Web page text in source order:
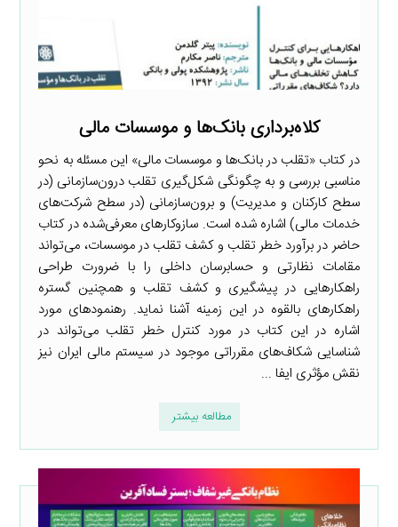
کلاه‌برداری بانک‌ها و موسسات مالی
در کتاب «تقلب در بانک‌ها و موسسات مالی» این مسئله به ‌نحو
مناسبی بررسی و به چگونگی شکل‌گیری تقلب درون‌سازمانی (در
سطح کارکنان و مدیریت) و برون‌سازمانی (در سطح شرکت‌های
خدمات مالی) اشاره شده است. سازوکارهای معرفی‌شده در کتاب
حاضر در برآورد خطر تقلب و کشف تقلب در موسسات، می‌تواند
مقامات نظارتی و حسابرسان داخلی را با ضرورت طراحی
راهکارهایی در پیشگیری و کشف تقلب و همچنین گستره
راهکارهای بالقوه در این زمینه آشنا نماید. رهنمودهای مورد
اشاره در این کتاب در مورد کنترل خطر تقلب می‌تواند در
شناسایی شکاف‌های مقرراتی موجود در سیستم مالی ایران نیز
نقش مؤثری ایفا ...
مطالعه بیشتر